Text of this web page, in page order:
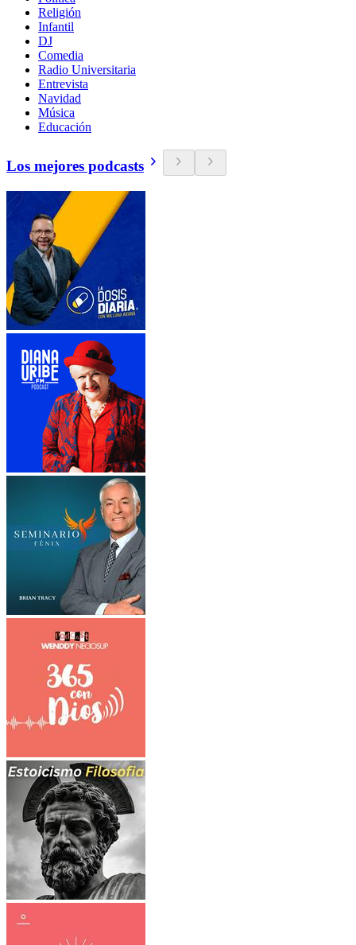
Religión
Infantil
DJ
Comedia
Radio Universitaria
Entrevista
Navidad
Música
Educación
Los mejores podcasts